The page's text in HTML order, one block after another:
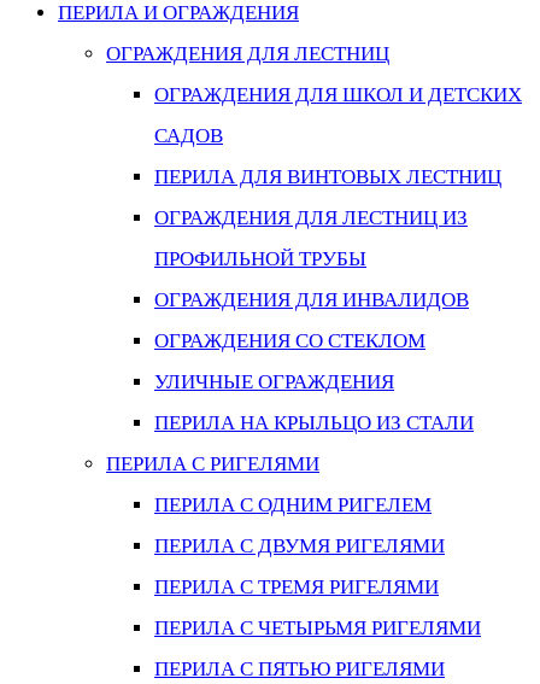
ПЕРИЛА И ОГРАЖДЕНИЯ
ОГРАЖДЕНИЯ ДЛЯ ЛЕСТНИЦ
ОГРАЖДЕНИЯ ДЛЯ ШКОЛ И ДЕТСКИХ
САДОВ
ПЕРИЛА ДЛЯ ВИНТОВЫХ ЛЕСТНИЦ
ОГРАЖДЕНИЯ ДЛЯ ЛЕСТНИЦ ИЗ
ПРОФИЛЬНОЙ ТРУБЫ
ОГРАЖДЕНИЯ ДЛЯ ИНВАЛИДОВ
ОГРАЖДЕНИЯ СО СТЕКЛОМ
УЛИЧНЫЕ ОГРАЖДЕНИЯ
ПЕРИЛА НА КРЫЛЬЦО ИЗ СТАЛИ
ПЕРИЛА С РИГЕЛЯМИ
ПЕРИЛА С ОДНИМ РИГЕЛЕМ
ПЕРИЛА С ДВУМЯ РИГЕЛЯМИ
ПЕРИЛА С ТРЕМЯ РИГЕЛЯМИ
ПЕРИЛА С ЧЕТЫРЬМЯ РИГЕЛЯМИ
ПЕРИЛА С ПЯТЬЮ РИГЕЛЯМИ